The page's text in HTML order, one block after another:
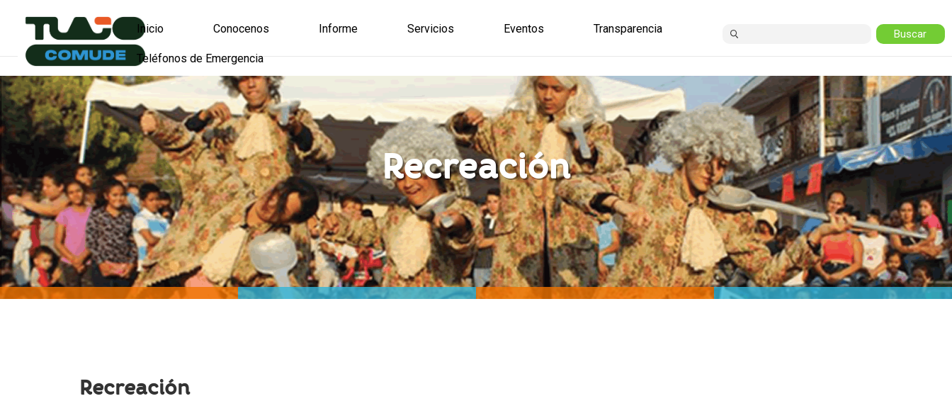
Inicio
Conocenos
Dirección
Tlajomulco es nuestro
Informe Servicios
Activación Física
Area de Salud Integral
Recreación
Ligas Deportivas
Eventos Transparencia
Convocatorias y Licitaciones
Solicitud de Información
Informacion Covid
Teléfonos de Emergencia
Recreación
Recreación